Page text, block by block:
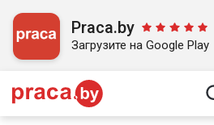
Praca.by
Загрузите на Google Play